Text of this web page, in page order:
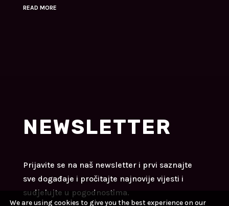
READ MORE
NEWSLETTER
Prijavite se na naš newsletter i prvi saznajte
sve događaje i pročitajte najnovije vijesti i
sudjelujte u pogodnostima.
We are using cookies to give you the best experience on our